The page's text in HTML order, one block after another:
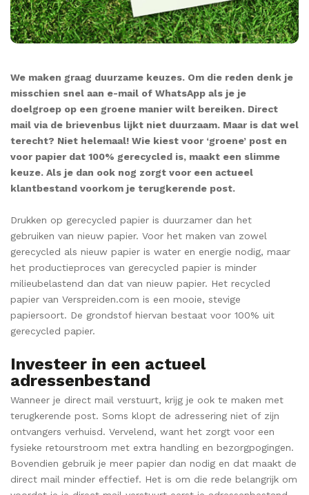
We maken graag duurzame keuzes. Om die reden denk je
misschien snel aan e-mail of WhatsApp als je je
doelgroep op een groene manier wilt bereiken. Direct
mail via de brievenbus lijkt niet duurzaam. Maar is dat wel
terecht? Niet helemaal! Wie kiest voor ‘groene’ post en
voor papier dat 100% gerecycled is, maakt een slimme
keuze. Als je dan ook nog zorgt voor een actueel
klantbestand voorkom je terugkerende post.
Drukken op gerecycled papier is duurzamer dan het
gebruiken van nieuw papier. Voor het maken van zowel
gerecycled als nieuw papier is water en energie nodig, maar
het productieproces van gerecycled papier is minder
milieubelastend dan dat van nieuw papier. Het recycled
papier van Verspreiden.com is een mooie, stevige
papiersoort. De grondstof hiervan bestaat voor 100% uit
gerecycled papier.
Investeer in een actueel
adressenbestand
Wanneer je direct mail verstuurt, krijg je ook te maken met
terugkerende post. Soms klopt de adressering niet of zijn
ontvangers verhuisd. Vervelend, want het zorgt voor een
fysieke retourstroom met extra handling en bezorgpogingen.
Bovendien gebruik je meer papier dan nodig en dat maakt de
direct mail minder effectief. Het is om die rede belangrijk om